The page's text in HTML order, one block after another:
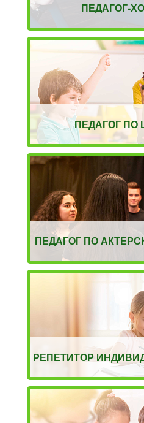
ПЕДАГОГ-
ПЕДАГОГ ПО
ПЕДАГОГ ПО
РЕПЕТИТОР